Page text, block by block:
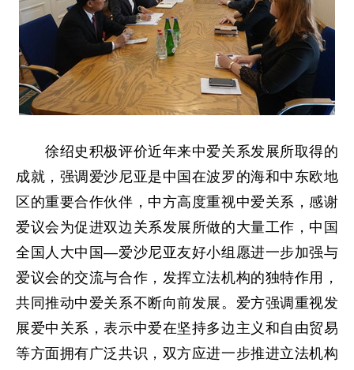
徐绍史积极评价近年来中爱关系发展所取得的
成就，强调爱沙尼亚是中国在波罗的海和中东欧地
区的重要合作伙伴，中方高度重视中爱关系，感谢
爱议会为促进双边关系发展所做的大量工作，中国
全国人大中国—爱沙尼亚友好小组愿进一步加强与
爱议会的交流与合作，发挥立法机构的独特作用，
共同推动中爱关系不断向前发展。爱方强调重视发
展爱中关系，表示中爱在坚持多边主义和自由贸易
等方面拥有广泛共识，双方应进一步推进立法机构